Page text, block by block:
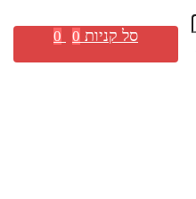
סל קניות 0
0